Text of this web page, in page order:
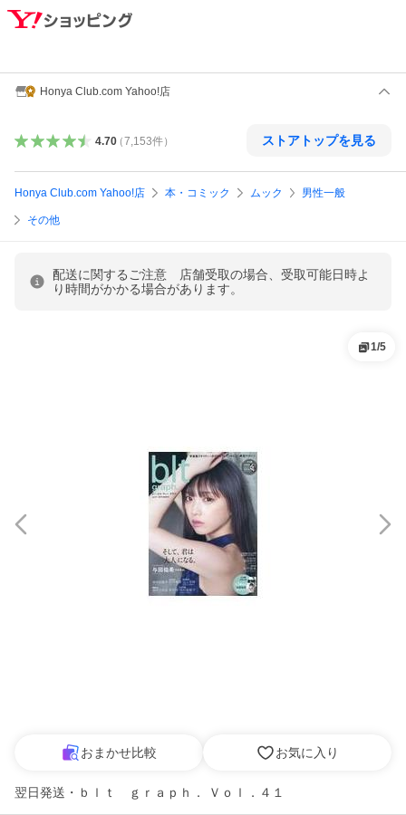
Honya Club.com Yahoo!店
4.70（7,153件） ストアトップを見る
Honya Club.com Yahoo!店 本・コミック ムック 男性一般
その他
配送に関するご注意 店舗受取の場合、受取可能日時よ
り時間がかかる場合があります。
1/5
おまかせ比較 お気に入り
翌日発送・ｂｌｔ ｇｒａｐｈ． Ｖｏｌ．４１